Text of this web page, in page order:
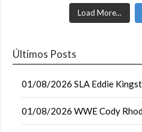
Load More...
Últimos Posts
01/08/2026 SLA Eddie
01/08/2026 WWE Cody